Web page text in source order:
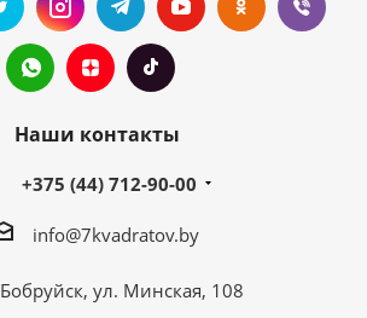
Наши контакты
+375 (44) 712-90-00
info@7kvadratov.by
Бобруйск, ул. Минская, 108